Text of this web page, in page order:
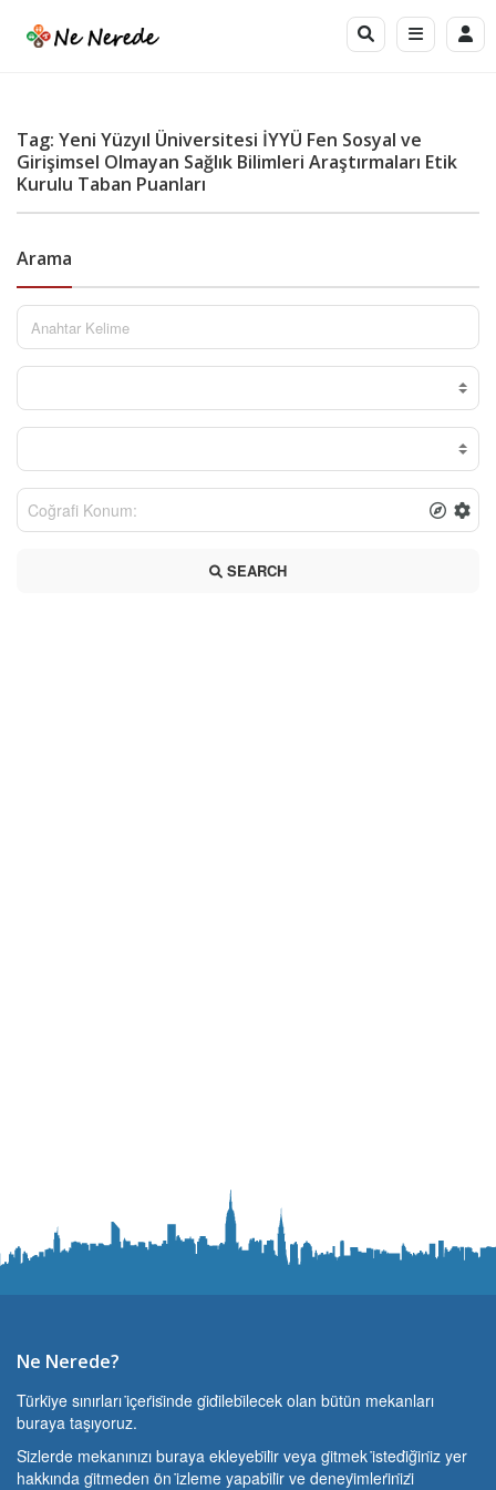
Tag: Yeni Yüzyıl Üniversitesi İYYÜ Fen Sosyal ve
Girişimsel Olmayan Sağlık Bilimleri Araştırmaları Etik
Kurulu Taban Puanları
Arama
SEARCH
Ne Nerede?
Türki̇ye sınırları i̇çeri̇si̇nde gi̇di̇lebi̇lecek olan bütün mekanları
buraya taşıyoruz.
Si̇zlerde mekanınızı buraya ekleyebi̇li̇r veya gi̇tmek i̇stedi̇ği̇ni̇z yer
hakkında gi̇tmeden ön i̇zleme yapabi̇li̇r ve deneyi̇mleri̇ni̇zi̇